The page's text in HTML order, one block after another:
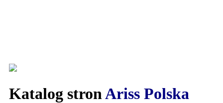
Katalog stronAriss Polska